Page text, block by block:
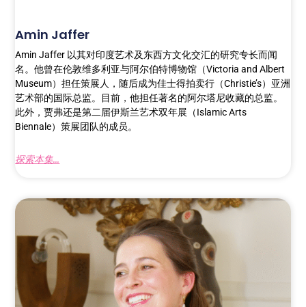
Amin Jaffer
Amin Jaffer 以其对印度艺术及东西方文化交汇的研究专长而闻
名。他曾在伦敦维多利亚与阿尔伯特博物馆（Victoria and Albert
Museum）担任策展人，随后成为佳士得拍卖行（Christie’s）亚洲
艺术部的国际总监。目前，他担任著名的阿尔塔尼收藏的总监。
此外，贾弗还是第二届伊斯兰艺术双年展（Islamic Arts
Biennale）策展团队的成员。
探索本集...